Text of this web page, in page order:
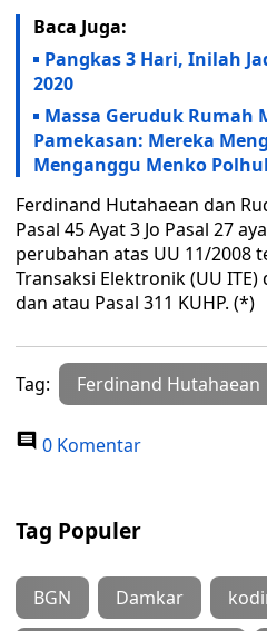
Baca Juga:
Pangkas 3 Hari, Inilah
2020
Massa Geruduk Rumah
Pamekasan: Mereka
Menganggu Menko
Ferdinand Hutahaean dan
Pasal 45 Ayat 3 Jo Pasal 27
perubahan atas UU 11/2008
Transaksi Elektronik (UU ITE)
dan atau Pasal 311 KUHP. (*)
Tag: Ferdinand Hutahaean
0 Komentar
Tag Populer
BGN Damkar